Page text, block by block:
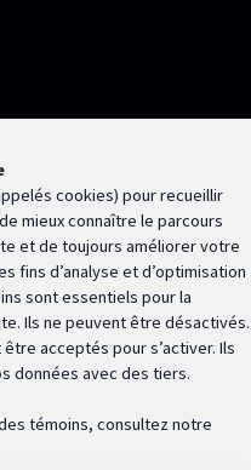
cookies) pour recueillir
mieux connaître le parcours
et de toujours améliorer votre
fins d’analyse et d’optimisation
sont essentiels pour la
Ils ne peuvent être désactivés.
acceptés pour s’activer. Ils
données avec des tiers.
témoins, consultez notre